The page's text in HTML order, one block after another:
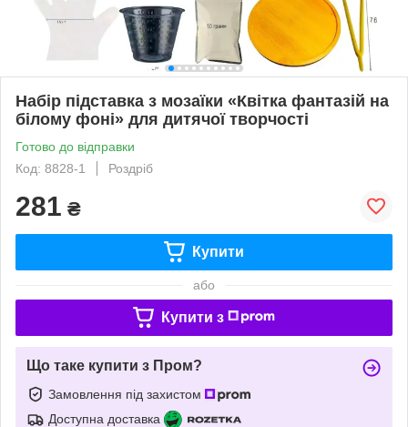
Набір підставка з мозаїки «Квітка фантазій на
білому фоні» для дитячої творчості
Готово до відправки
Код: 8828-1
Роздріб
281 ₴
Купити
або
Купити з
Що таке купити з Пром?
Замовлення під захистом
Доступна доставка